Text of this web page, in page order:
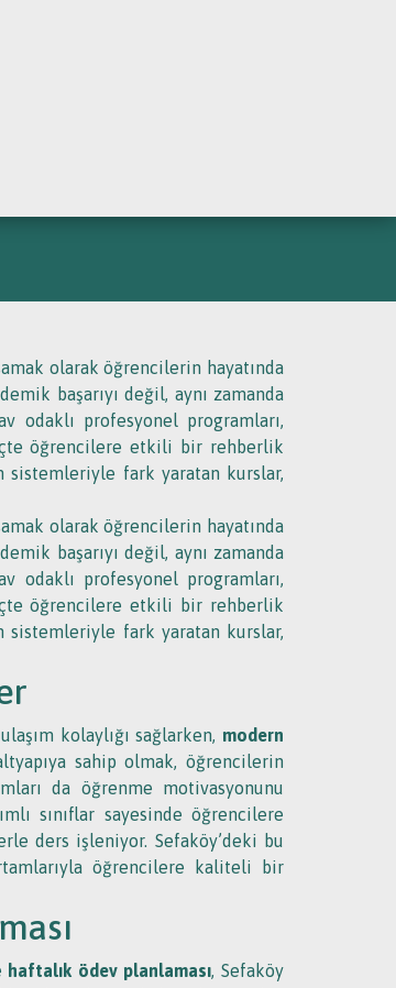
olarak öğrencilerin hayatında
başarıyı değil, aynı zamanda
odaklı profesyonel programları,
öğrencilere etkili bir rehberlik
sistemleriyle fark yaratan kurslar,
olarak öğrencilerin hayatında
başarıyı değil, aynı zamanda
odaklı profesyonel programları,
öğrencilere etkili bir rehberlik
sistemleriyle fark yaratan kurslar,
kolaylığı sağlarken, modern
sahip olmak, öğrencilerin
da öğrenme motivasyonunu
sınıflar sayesinde öğrencilere
ders işleniyor. Sefaköy’deki bu
öğrencilere kaliteli bir
haftalık ödev planlaması , Sefaköy